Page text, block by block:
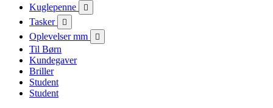
Kuglepenne

Tasker 
Oplevelser mm 
Til Børn
Kundegaver
Briller
Student
Student